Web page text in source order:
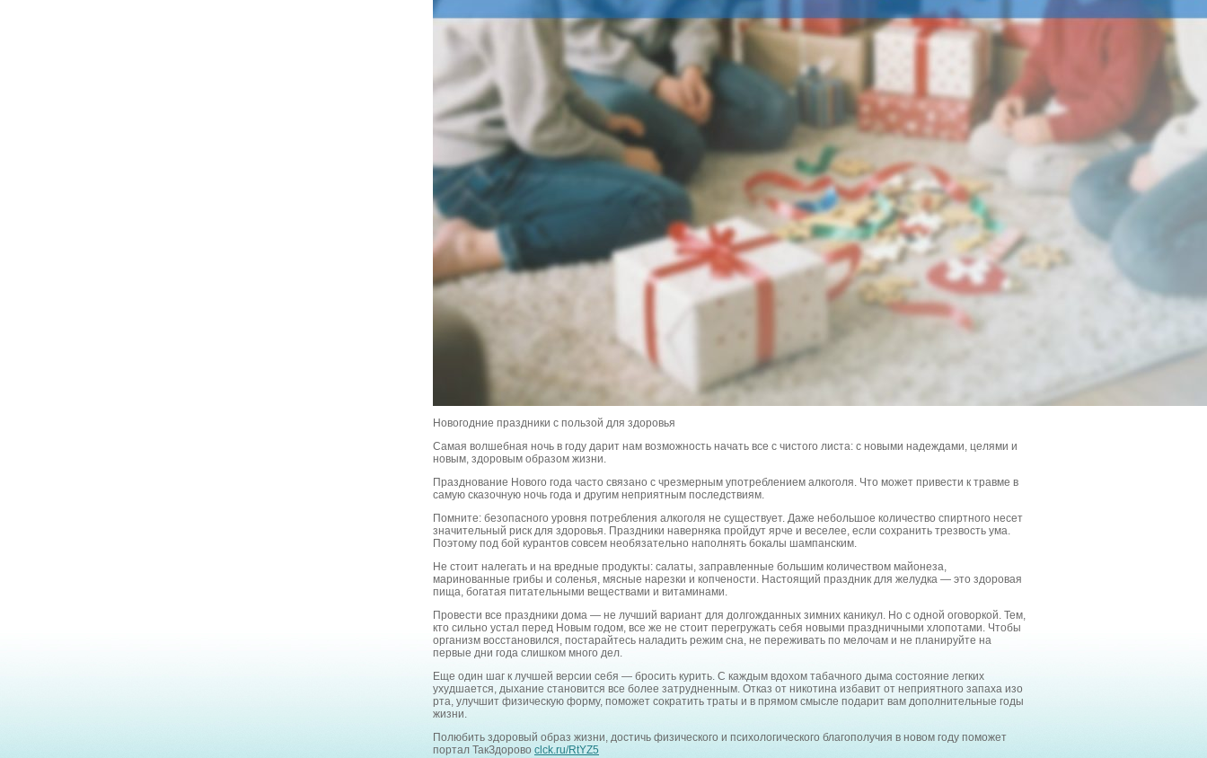
Новогодние праздники с пользой для здоровья
Самая волшебная ночь в году дарит нам возможность начать все с чистого листа: с новыми надеждами, целями и
новым, здоровым образом жизни.
Празднование Нового года часто связано с чрезмерным употреблением алкоголя. Что может привести к травме в
самую сказочную ночь года и другим неприятным последствиям.
Помните: безопасного уровня потребления алкоголя не существует. Даже небольшое количество спиртного несет
значительный риск для здоровья. Праздники наверняка пройдут ярче и веселее, если сохранить трезвость ума.
Поэтому под бой курантов совсем необязательно наполнять бокалы шампанским.
Не стоит налегать и на вредные продукты: салаты, заправленные большим количеством майонеза,
маринованные грибы и соленья, мясные нарезки и копчености. Настоящий праздник для желудка — это здоровая
пища, богатая питательными веществами и витаминами.
Провести все праздники дома — не лучший вариант для долгожданных зимних каникул. Но с одной оговоркой. Тем,
кто сильно устал перед Новым годом, все же не стоит перегружать себя новыми праздничными хлопотами. Чтобы
организм восстановился, постарайтесь наладить режим сна, не переживать по мелочам и не планируйте на
первые дни года слишком много дел.
Еще один шаг к лучшей версии себя — бросить курить. С каждым вдохом табачного дыма состояние легких
ухудшается, дыхание становится все более затрудненным. Отказ от никотина избавит от неприятного запаха изо
рта, улучшит физическую форму, поможет сократить траты и в прямом смысле подарит вам дополнительные годы
жизни.
Полюбить здоровый образ жизни, достичь физического и психологического благополучия в новом году поможет
портал ТакЗдорово clck.ru/RtYZ5